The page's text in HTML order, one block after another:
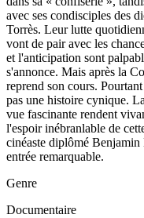
avec ses condisciples des
Torrès. Leur lutte
vont de pair avec les
et l'anticipation sont
s'annonce. Mais après la
reprend son cours.
pas une histoire cynique.
vue fascinante rendent
l'espoir inébranlable de
cinéaste diplômé
entrée remarquable.
Genre
Documentaire